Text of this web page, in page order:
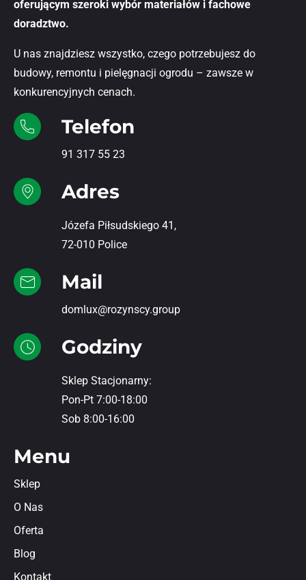
oferującym szeroki wybór materiałów i fachowe
doradztwo.
U nas znajdziesz wszystko, czego potrzebujesz do
budowy, remontu i pielęgnacji ogrodu – zawsze w
konkurencyjnych cenach.
Telefon
91 317 55 23
Adres
Józefa Piłsudskiego 41,
72-010 Police
Mail
domlux@rozynscy.group
Godziny
Sklep Stacjonarny:
Pon-Pt 7:00-18:00
Sob 8:00-16:00
Menu
Sklep
O Nas
Oferta
Blog
Kontakt